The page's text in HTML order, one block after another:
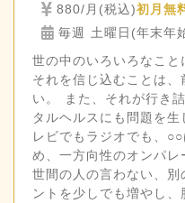
880/月(税込)初月無
毎週 土曜日(年末年
世の中のいろいろなこと
それを信じ込むことは
い。 また、それが行き
タルヘルスにも問題を
レビでもラジオでも、
め、一方向性のオンパレ
世間の人の言わない、別
ントを少しでも増やし